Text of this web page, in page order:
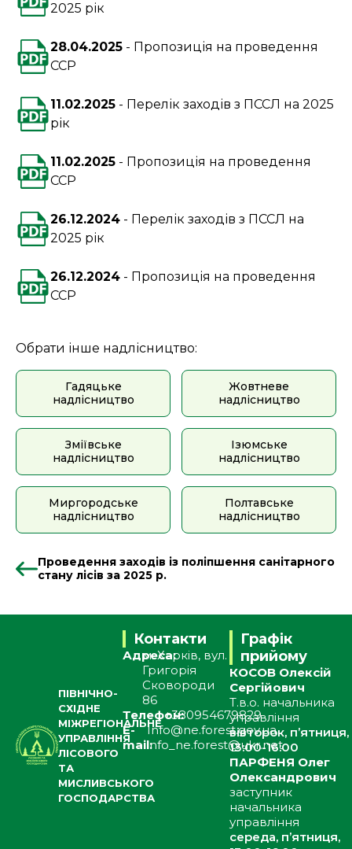
2025 рік
28.04.2025
Пропозиція на проведення
ССР
11.02.2025
Перелік заходів з ПССЛ на 2025
рік
11.02.2025
Пропозиція на проведення
ССР
26.12.2024
Перелік заходів з ПССЛ на
2025 рік
26.12.2024
Пропозиція на проведення
ССР
Обрати інше надлісництво:
Гадяцьке
надлісництво
Жовтневе
надлісництво
Зміївське
надлісництво
Ізюмське
надлісництво
Миргородське
надлісництво
Полтавське
надлісництво
Проведення заходів із поліпшення санітарного
стану лісів за 2025 р.
ПІВНІЧНО-
СХІДНЕ
МІЖРЕГІОНАЛЬНЕ
УПРАВЛІННЯ
ЛІСОВОГО
ТА
МИСЛИВСЬКОГО
ГОСПОДАРСТВА
Контакти
Адреса:
м. Харків, вул.
Григорія
Сковороди
86
Телефон:+380954679829
E-
mail:
Info@ne.forest.gov.ua
info_ne.forest@ukr.net
Графік
прийому
КОСОВ Олексій
Сергійович
Т.в.о. начальника
управління
вівторок, п’ятниця,
13:00-16:00
ПАРФЕНЯ Олег
Олександрович
заступник
начальника
управління
середа, п’ятниця,